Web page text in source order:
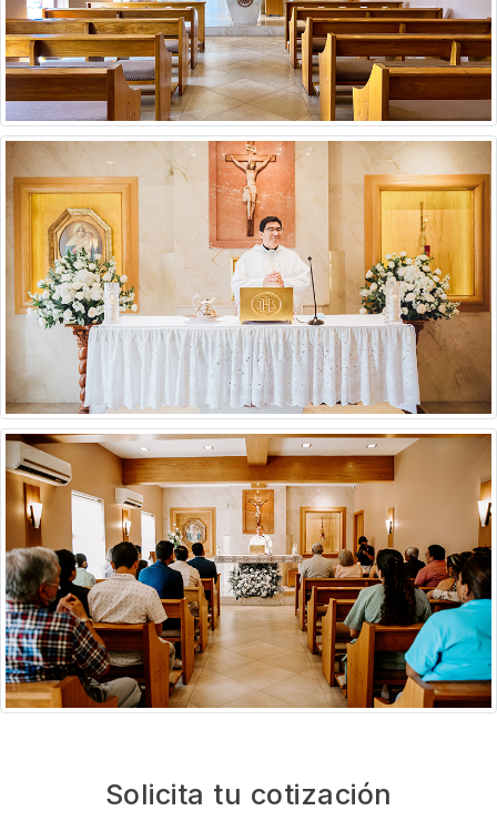
Solicita tu cotización